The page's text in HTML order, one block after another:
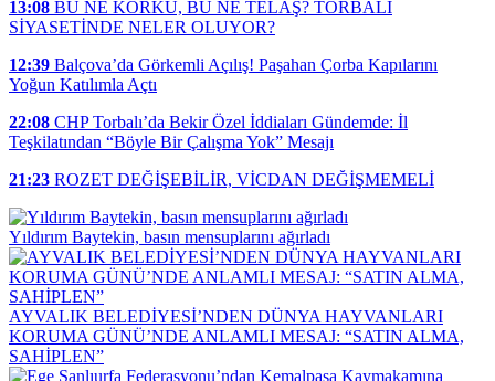
13:08 BU NE KORKU, BU NE TELAŞ? TORBALI
SİYASETİNDE NELER OLUYOR?
12:39 Balçova’da Görkemli Açılış! Paşahan Çorba Kapılarını
Yoğun Katılımla Açtı
22:08 CHP Torbalı’da Bekir Özel İddiaları Gündemde: İl
Teşkilatından “Böyle Bir Çalışma Yok” Mesajı
21:23 ROZET DEĞİŞEBİLİR, VİCDAN DEĞİŞMEMELİ
Yıldırım Baytekin, basın mensuplarını ağırladı
AYVALIK BELEDİYESİ’NDEN DÜNYA HAYVANLARI
KORUMA GÜNÜ’NDE ANLAMLI MESAJ: “SATIN ALMA,
SAHİPLEN”